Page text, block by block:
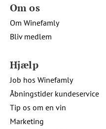
Om os
Om Winefamly
Bliv medlem
Hjælp
Job hos Winefamly
Åbningstider kundeservice
Tip os om en vin
Marketing